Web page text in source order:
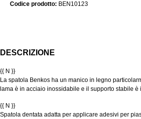
Codice prodotto: BEN10123
DESCRIZIONE
{{ N }}
La spatola Benkos ha un manico in legno
lama è in acciaio inossidabile e il supporto stabile è
{{ N }}
Spatola dentata adatta per applicare adesivi per